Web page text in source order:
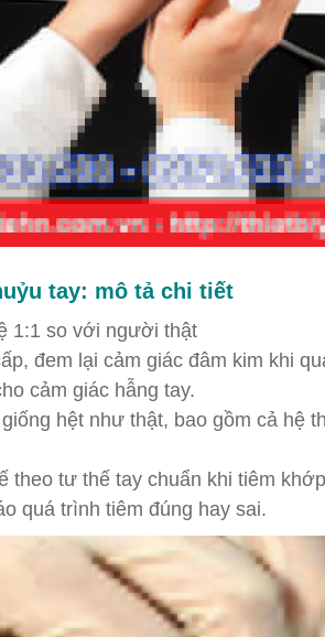
tay: mô tả chi tiết
1:1 so với người thật
đem lại cảm giác đâm kim khi
cảm giác hẫng tay.
hệt như thật, bao gồm cả hệ
theo tư thế tay chuẩn khi tiêm
quá trình tiêm đúng hay sai.